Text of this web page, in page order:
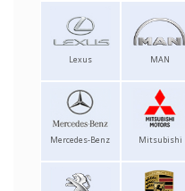
Lexus MAN
Mercedes-Benz Mitsubishi